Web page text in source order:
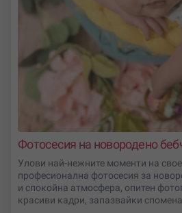
Фотосесия на новородено
Улови най-нежните моменти на
професионална фотосесия за
и спокойна атмосфера, опитен
красиви кадри, запазвайки